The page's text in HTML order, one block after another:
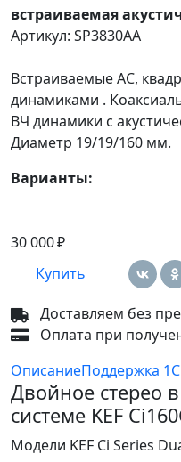
встраиваемая
Артикул: SP3830AA
Встраиваемые АС,
динамиками .
ВЧ динамики с
Диаметр 19/19/160 мм.
Варианты:
30 000 ₽
Купить
Доставляем без
Оплата при
ОписаниеПоддержка 1
Двойное стерео
системе KEF
Модели KEF Ci Series